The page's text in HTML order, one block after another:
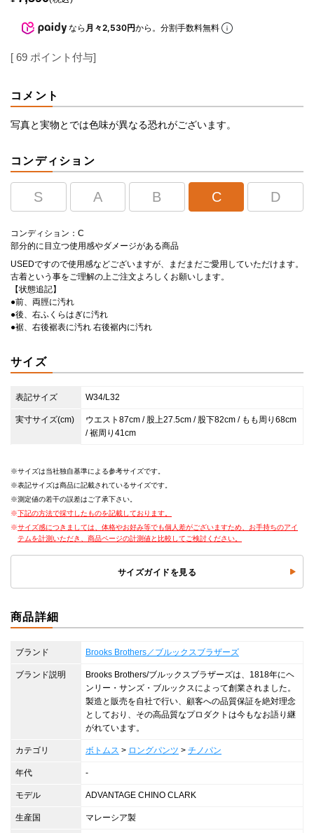
なら 月々2,530円から。分割手数料無料
[ 69 ポイント付与]
コメント
写真と実物とでは色味が異なる恐れがございます。
コンディション
S A B C D
コンディション：C
部分的に目立つ使用感やダメージがある商品
USEDですので使用感などございますが、まだまだご愛用していただけます。
古着という事をご理解の上ご注文よろしくお願いします。
【状態追記】
●前、両脛に汚れ
●後、右ふくらはぎに汚れ
●裾、右後裾表に汚れ 右後裾内に汚れ
サイズ
表記サイズ W34/L32
実寸サイズ(cm)
ウエスト87cm / 股上27.5cm / 股下82cm / もも周り68cm
/ 裾周り41cm
サイズは当社独自基準による参考サイズです。
表記サイズは商品に記載されているサイズです。
測定値の若干の誤差はご了承下さい。
下記の方法で採寸したものを記載しております。
サイズ感につきましては、体格やお好み等でも個人差がございますため、お手持ちのアイ
テムを計測いただき、商品ページの計測値と比較してご検討ください。
サイズガイドを見る
商品詳細
ブランド Brooks Brothers／ブルックスブラザーズ
ブランド説明
Brooks Brothers/ブルックスブラザーズは、1818年にヘ
ンリー・サンズ・ブルックスによって創業されました。
製造と販売を自社で行い、顧客への品質保証を絶対理念
としており、その高品質なプロダクトは今もなお語り継
がれています。
カテゴリ ボトムス > ロングパンツ > チノパン
年代 -
モデル ADVANTAGE CHINO CLARK
生産国 マレーシア製